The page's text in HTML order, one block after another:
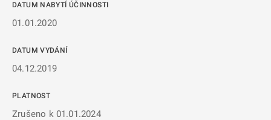
DATUM NABYTÍ ÚČINNOSTI
01.01.2020
DATUM VYDÁNÍ
04.12.2019
PLATNOST
Zrušeno k 01.01.2024